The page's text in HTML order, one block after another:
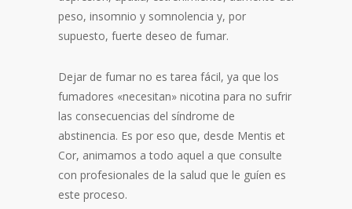
peso, insomnio y somnolencia y, por
supuesto, fuerte deseo de fumar.
Dejar de fumar no es tarea fácil, ya que los
fumadores «necesitan» nicotina para no sufrir
las consecuencias del síndrome de
abstinencia. Es por eso que, desde Mentis et
Cor, animamos a todo aquel a que consulte
con profesionales de la salud que le guíen es
este proceso.